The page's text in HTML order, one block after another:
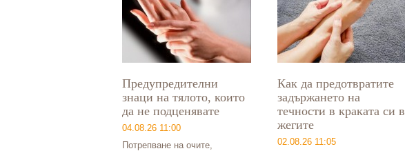
Предупредителни
знаци на тялото, които
да не подценявате
04.08.26 11:00
Потрепване на очите,
Как да предотвратите
задържането на
течности в краката си в
жегите
02.08.26 11:05